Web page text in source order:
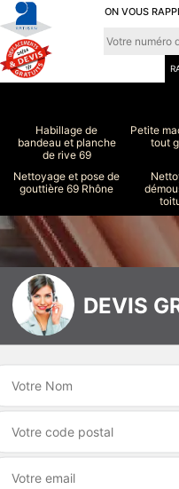
ON VOUS
Habillage de
bandeau et planche
de rive 69
Petite
tout
Nettoyage et pose de
gouttière 69 Rhône
Couvreur 69
DEVIS